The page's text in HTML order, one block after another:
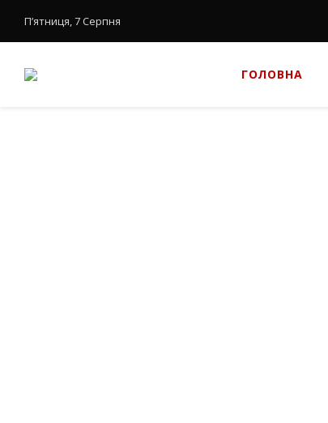
П’ятниця, 7 Серпня
ГОЛОВНА